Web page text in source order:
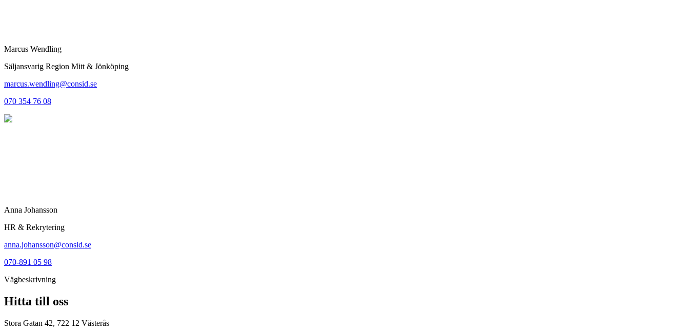
Marcus Wendling
Säljansvarig Region Mitt & Jönköping
marcus.wendling@consid.se
070 354 76 08
Anna Johansson
HR & Rekrytering
anna.johansson@consid.se
070-891 05 98
Vägbeskrivning
Hitta till oss
Stora Gatan 42, 722 12 Västerås